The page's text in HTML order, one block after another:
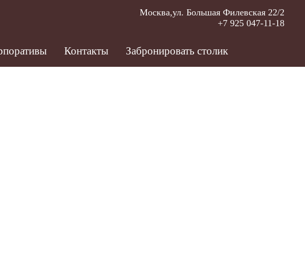
Москва,ул. Большая Филевская 22/2
+7 925 047-11-18
Контакты Забронировать столик